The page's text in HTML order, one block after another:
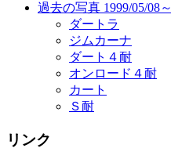
過去の写真 1999/05/08～
ダートラ
ジムカーナ
ダート４耐
オンロード４耐
カート
Ｓ耐
リンク